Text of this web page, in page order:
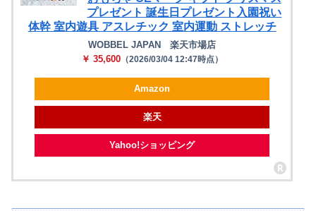
プレゼント 誕生日プレゼント入園祝い
体幹 室内遊具 アスレチック 室内運動 ストレッチ
WOBBEL JAPAN 楽天市場店
￥ 35,600 （2026/03/04 12:47時点）
Amazon
楽天
Yahoo!ショッピング